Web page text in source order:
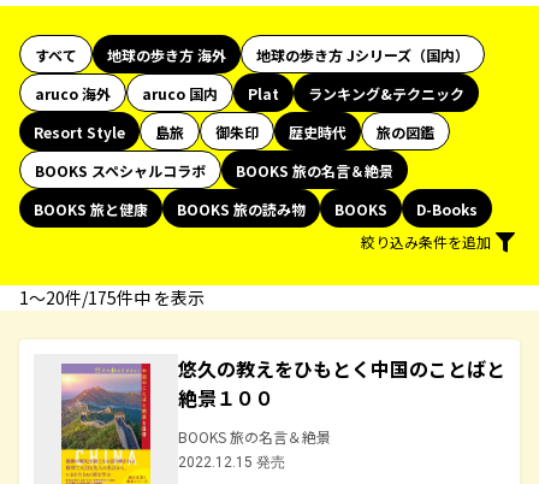
すべて 地球の歩き方 海外
地球の歩き方 Jシリーズ（国内）
aruco 海外
aruco 国内 Plat
ランキング&テクニック
Resort Style
島旅 御朱印 歴史時代
旅の図鑑
BOOKS スペシャルコラボ
BOOKS 旅の名言＆絶景
BOOKS 旅と健康
BOOKS 旅の読み物 BOOKS
D-Books
絞り込み条件を追加
1〜20件/175件中 を表示
悠久の教えをひもとく中国のことばと
絶景１００
BOOKS 旅の名言＆絶景
2022.12.15 発売